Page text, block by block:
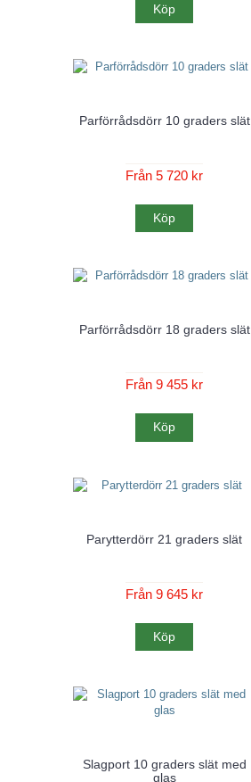
Köp
Parförrådsdörr 10 graders slät
Från 5 720 kr
Köp
Parförrådsdörr 18 graders slät
Från 9 455 kr
Köp
Parytterdörr 21 graders slät
Från 9 645 kr
Köp
Slagport 10 graders slät med
glas